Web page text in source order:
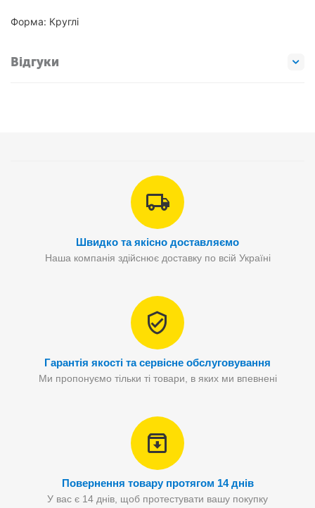
Форма: Круглі
Відгуки
Швидко та якісно доставляємо
Наша компанія здійснює доставку по всій Україні
Гарантія якості та сервісне обслуговування
Ми пропонуємо тільки ті товари, в яких ми впевнені
Повернення товару протягом 14 днів
У вас є 14 днів, щоб протестувати вашу покупку